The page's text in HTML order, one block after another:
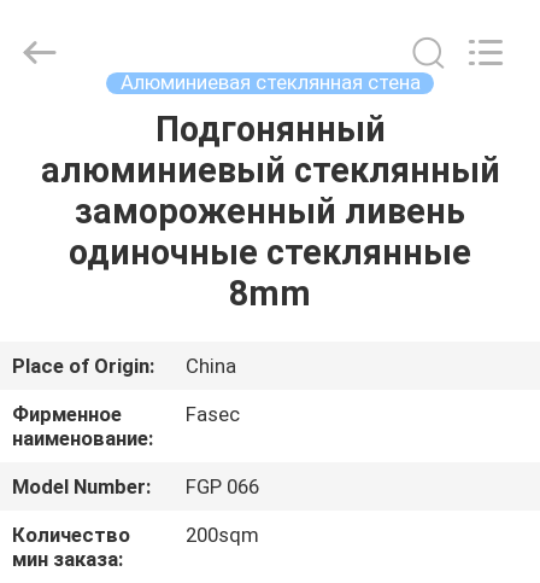
ПРОДУКТЫ
ПУТЕШЕСТВИЕ
ФАБРИКИ
ПРОВЕРКА
КАЧЕСТВА
Buildings
Co.,Ltd..
Алюминиевая стеклянная стена
Подгонянный
алюминиевый стеклянный
замороженный ливень
одиночные стеклянные
8mm
Place of Origin:
China
Фирменное
наименование:
Fasec
Model Number:
FGP 066
Количество
мин заказа:
200sqm